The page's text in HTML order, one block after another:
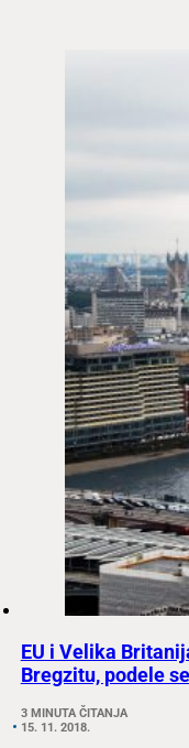
EU i Velika
Bregzitu, podele
3 MINUTA ČITANJA
15. 11. 2018.